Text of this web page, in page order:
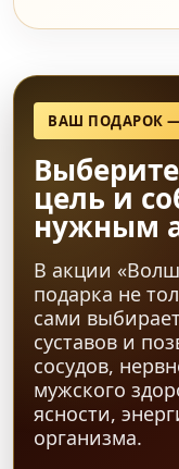
ВАШ ПОДАРОК
цель и
нужным
В акции
подарка не
сами
суставов и
сосудов,
мужского
ясности,
организма.